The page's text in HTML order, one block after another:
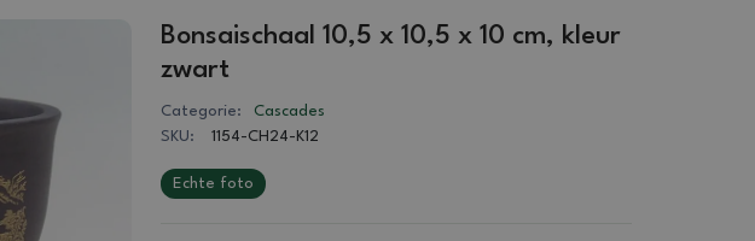
Bonsaischaal 10,5 x 10,5 x 10 cm, kleur
zwart
Categorie:
Cascades
SKU:
1154-CH24-K12
Echte foto